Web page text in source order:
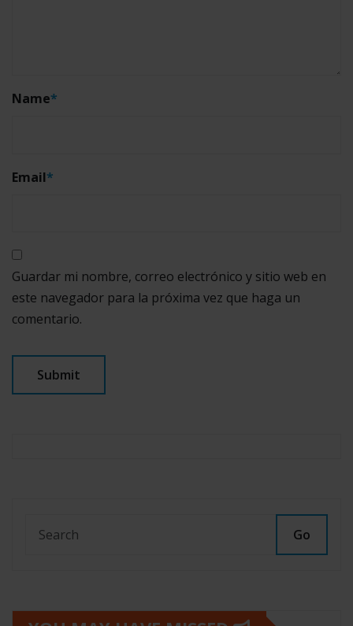
Name*
Email*
Guardar mi nombre, correo electrónico y sitio web en
este navegador para la próxima vez que haga un
comentario.
Go